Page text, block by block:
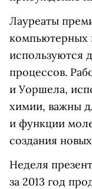
Лауреаты
компьютерных
используются
процессов.
и Уоршела,
химии, важны
и функции
создания
Неделя
за 2013 год